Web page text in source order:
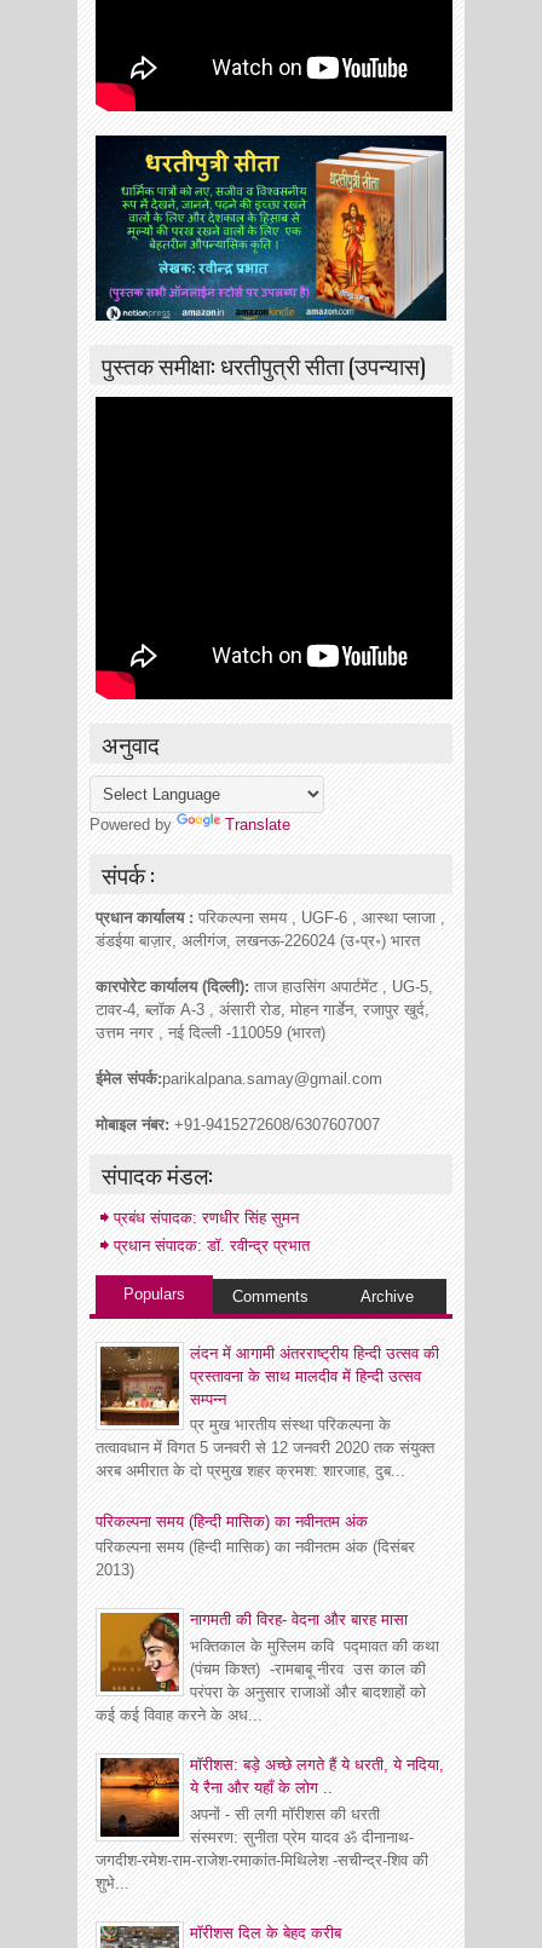
पुस्तक समीक्षा: धरतीपुत्री सीता (उपन्यास)
अनुवाद
Powered by Translate
संपर्क :
प्रधान कार्यालय : परिकल्पना समय , UGF-6 , आस्था प्लाजा ,
डंडईया बाज़ार, अलीगंज, लखनऊ-226024 (उ॰प्र॰) भारत
कारपोरेट कार्यालय (दिल्ली): ताज हाउसिंग अपार्टमेंट , UG-5,
टावर-4, ब्लॉक A-3 , अंसारी रोड, मोहन गार्डेन, रजापुर खुर्द,
उत्तम नगर , नई दिल्ली -110059 (भारत)
ईमेल संपर्क:parikalpana.samay@gmail.com
मोबाइल नंबर: +91-9415272608/6307607007
संपादक मंडल:
प्रबंध संपादक: रणधीर सिंह सुमन
प्रधान संपादक: डॉ. रवीन्द्र प्रभात
Populars Comments Archive
लंदन में आगामी अंतरराष्ट्रीय हिन्दी उत्सव की
प्रस्तावना के साथ मालदीव में हिन्दी उत्सव
सम्पन्न
प्र मुख भारतीय संस्था परिकल्पना के
तत्वावधान में विगत 5 जनवरी से 12 जनवरी 2020 तक संयुक्त
अरब अमीरात के दो प्रमुख शहर क्रमश: शारजाह, दुब...
परिकल्पना समय (हिन्दी मासिक) का नवीनतम अंक
परिकल्पना समय (हिन्दी मासिक) का नवीनतम अंक (दिसंबर
2013)
नागमती की विरह- वेदना और बारह मासा
भक्तिकाल के मुस्लिम कवि पद्मावत की कथा
(पंचम किश्त) -रामबाबू नीरव उस काल की
परंपरा के अनुसार राजाओं और बादशाहों को
कई कई विवाह करने के अध...
मॉरीशस: बड़े अच्छे लगते हैं ये धरती, ये नदिया,
ये रैना और यहाँ के लोग ..
अपनों - सी लगी मॉरीशस की धरती
संस्मरण: सुनीता प्रेम यादव ॐ दीनानाथ-
जगदीश-रमेश-राम-राजेश-रमाकांत-मिथिलेश -सचीन्द्र-शिव की
शुभे...
माॅरीशस दिल के बेहद करीब